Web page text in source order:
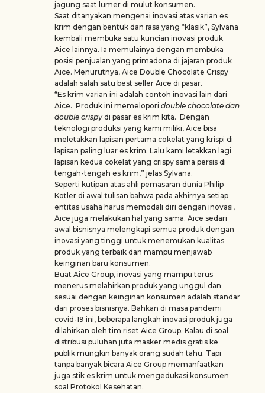
jagung saat lumer di mulut konsumen.
Saat ditanyakan mengenai inovasi atas varian es
krim dengan bentuk dan rasa yang “klasik”, Sylvana
kembali membuka satu kuncian inovasi produk
Aice lainnya. Ia memulainya dengan membuka
posisi penjualan yang primadona di jajaran produk
Aice. Menurutnya, Aice Double Chocolate Crispy
adalah salah satu best seller Aice di pasar.
“Es krim varian ini adalah contoh inovasi lain dari
Aice. Produk ini memelopori double chocolate dan
double crispydi pasar es krim kita. Dengan
teknologi produksi yang kami miliki, Aice bisa
meletakkan lapisan pertama cokelat yang krispi di
lapisan paling luar es krim. Lalu kami letakkan lagi
lapisan kedua cokelat yang crispy sama persis di
tengah-tengah es krim,” jelas Sylvana.
Seperti kutipan atas ahli pemasaran dunia Philip
Kotler di awal tulisan bahwa pada akhirnya setiap
entitas usaha harus memodali diri dengan inovasi,
Aice juga melakukan hal yang sama. Aice sedari
awal bisnisnya melengkapi semua produk dengan
inovasi yang tinggi untuk menemukan kualitas
produk yang terbaik dan mampu menjawab
keinginan baru konsumen.
Buat Aice Group, inovasi yang mampu terus
menerus melahirkan produk yang unggul dan
sesuai dengan keinginan konsumen adalah standar
dari proses bisnisnya. Bahkan di masa pandemi
covid-19 ini, beberapa langkah inovasi produk juga
dilahirkan oleh tim riset Aice Group. Kalau di soal
distribusi puluhan juta masker medis gratis ke
publik mungkin banyak orang sudah tahu. Tapi
tanpa banyak bicara Aice Group memanfaatkan
juga stik es krim untuk mengedukasi konsumen
soal Protokol Kesehatan.